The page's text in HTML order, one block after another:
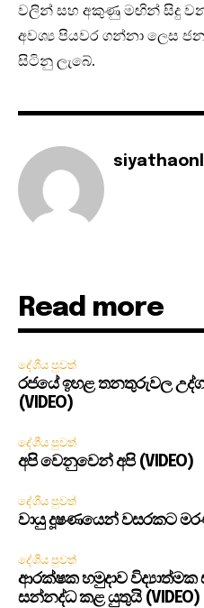
වලින් සහ අකුණු මඟින් සිදු
අවශ්‍ය පියවර ගන්නා ලෙස
සිටිනු ලැබේ.
Read more
දේශීය පුවත්
රජයේ ඉහළ තනතුරුවල
(VIDEO)
දේශීය පුවත්
අපි වෙනුවෙන් අපි (VIDEO)
දේශීය පුවත්
වායු දූෂණයෙන් වසරකට
දේශීය පුවත්
ආරක්ෂක හමුදාව
සන්නද්ධ කළ යුතුයි (VIDEO)